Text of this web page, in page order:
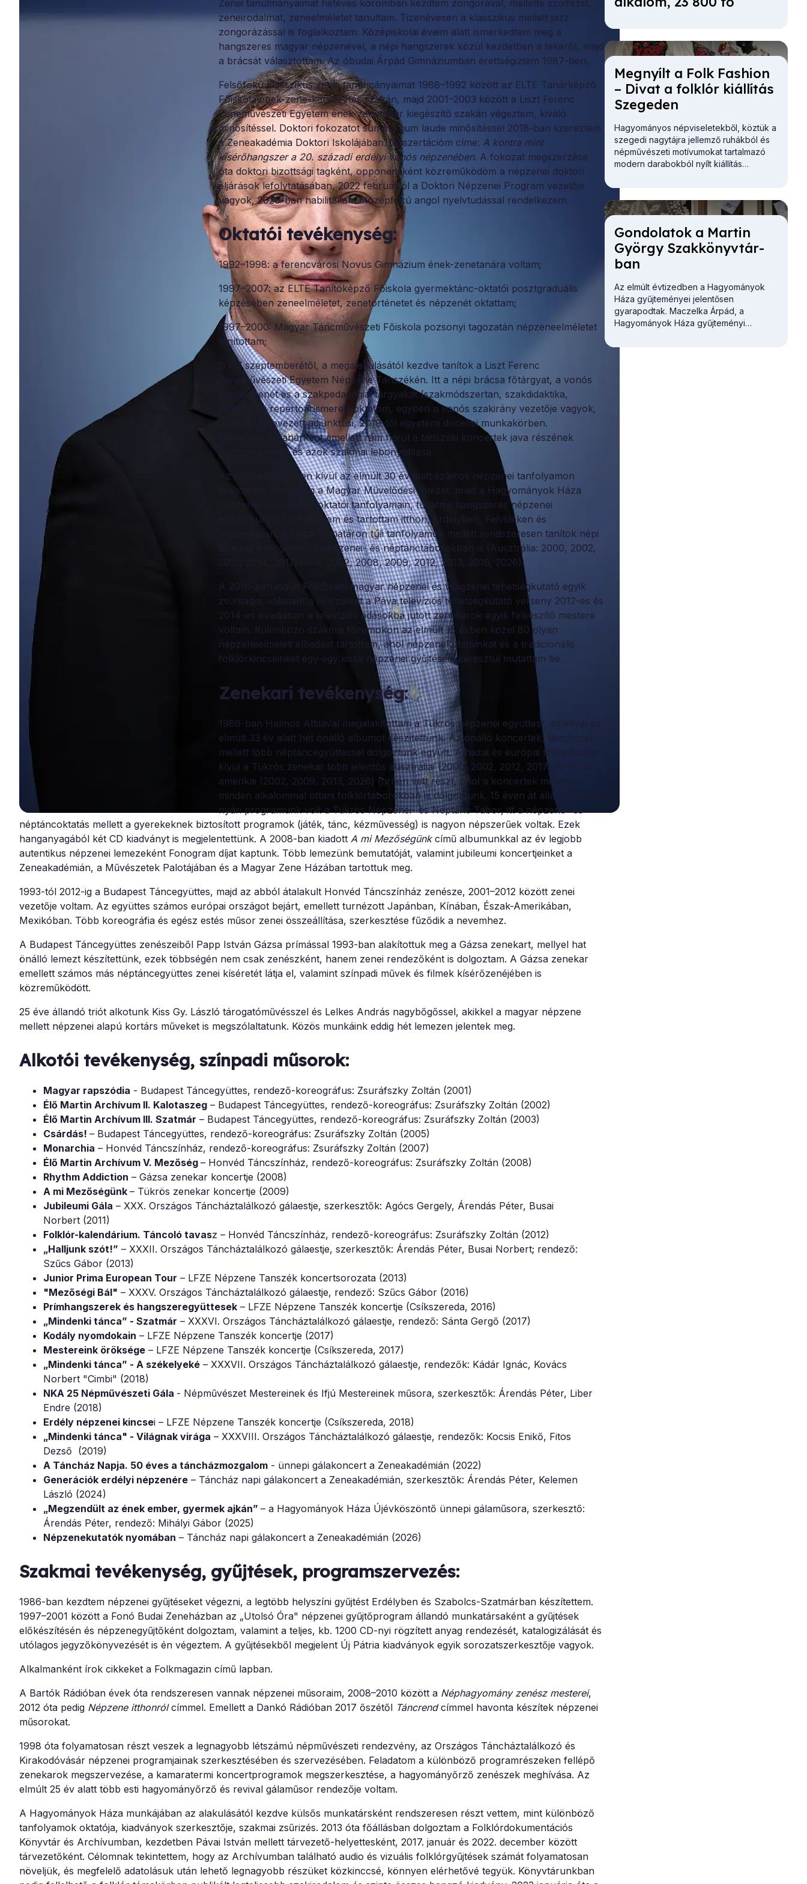
Zenei tanulmányaimat hétéves koromban kezdtem zongorával, mellette szolfézst,
zeneirodalmat, zeneelméletet tanultam. Tizenévesen a klasszikus mellett jazz
zongorázással is foglalkoztam. Középiskolai éveim alatt ismerkedtem meg a
hangszeres magyar népzenével, a népi hangszerek közül kezdetben a tekerőt, majd
a brácsát választottam. Az óbudai Árpád Gimnáziumban érettségiztem 1987-ben.
Felsőfokú klasszikus zenei tanulmányaimat 1988–1992 között az ELTE Tanárképző
Főiskola ének-zene-karvezetés szakán, majd 2001–2003 között a Liszt Ferenc
Zeneművészeti Egyetem ének-zenetanár kiegészítő szakán végeztem, kiváló
minősítéssel. Doktori fokozatot summa cum laude minősítéssel 2018-ban szereztem
a Zeneakadémia Doktori Iskolájában. Disszertációm címe: A kontra mint
kísérőhangszer a 20. századi erdélyi vonós népzenében. A fokozat megszerzése
óta doktori bizottsági tagként, opponensként közreműködöm a népzenei doktori
eljárások lefolytatásában, 2022 februártól a Doktori Népzenei Program vezetője
vagyok, 2026-ban habilitáltam.Középfokú angol nyelvtudással rendelkezem.
Oktatói tevékenység:
1992–1998: a ferencvárosi Novus Gimnázium ének-zenetanára voltam;
1997–2007: az ELTE Tanítóképző Főiskola gyermektánc-oktatói posztgraduális
képzésében zeneelméletet, zenetörténetet és népzenét oktattam;
1997–2000: Magyar Táncművészeti Főiskola pozsonyi tagozatán népzeneelméletet
tanítottam;
2007 szeptemberétől, a megalakulásától kezdve tanítok a Liszt Ferenc
Zeneművészeti Egyetem Népzene Tanszékén. Itt a népi brácsa főtárgyat, a vonós
kamarazenét és a szakpedagógiai tárgyakat (szakmódszertan, szakdidaktika,
pedagógiai repertoárismeret) oktatom, egyben a vonós szakirány vezetője vagyok,
2010-től kinevezett adjunktusi, 2019-től egyetemi docensi munkakörben.
Kamarazene tanárként emellett rám hárul a tanszéki koncertek java részének
megszervezése és azok szakmai lebonyolítása.
Az iskolarendszeren kívül az elmúlt 30 év alatt számos népzenei tanfolyamon
tanítottam, korábban a Magyar Művelődési Intézet, majd a Hagyományok Háza
népzenei- és néptáncoktatói tanfolyamain, tucatnyi hangszeres népzenei
mesterkurzust szerveztem és tartottam itthon, Erdélyben, Felvidéken és
Vajdaságban. A
hazai és határon túli tanfolyamok mellett rendszeresen tanítok népi
brácsát a tengerentúli népzenei- és néptánctáborokban is (Ausztrália: 2000, 2002,
2012, 2014, 2017; USA: 2002, 2008, 2009, 2012, 2013, 2016, 2026).
A 2010-ben indult FolkBeats magyar népzenei és világzenei tehetségkutató egyik
zsűritagja, valamint a Fölszállott a Páva televíziós tehetségkutató verseny 2012-es és
2014-es évadjában a televíziós adásokba jutott zenekarok egyik felkészítő mestere
voltam. Különböző szakmai fórumokon az elmúlt 15 évben közel 80 olyan
népzeneelméleti előadást tartottam, ahol népzenekutatóinkat és a tradicionális
folklórkincseinket egy-egy kistáj népzenei gyűjtésein keresztül mutattam be.
Zenekari tevékenység:
1986-ban Halmos Attilával megalakítottam a Tükrös népzenei együttest, amellyel az
elmúlt 33 év alatt hét önálló albumot készítettünk. Az önálló koncertek, táncházak
mellett több néptáncegyüttessel dolgoztunk együtt. A hazai és európai fellépéseken
kívül a Tükrös zenekar több jelentős ausztráliai (2000, 2002, 2012, 2017) és észak-
amerikai (2002, 2009, 2013, 2026) turnén vett részt, ahol a koncertek mellett
minden alkalommal ottani folklórtáborokban is dolgoztunk. 15 éven át állandó itthoni
nyári programunk volt a Tükrös Népzenei- és Néptánc Tábor, itt a népzene- és
néptáncoktatás mellett a gyerekeknek biztosított programok (játék, tánc, kézművesség) is nagyon népszerűek voltak. Ezek
hanganyagából két CD kiadványt is megjelentettünk. A 2008-ban kiadott A mi Mezőségünkcímű albumunkkal az év legjobb
autentikus népzenei lemezeként Fonogram díjat kaptunk. Több lemezünk bemutatóját, valamint jubileumi koncertjeinket a
Zeneakadémián, a Művészetek Palotájában és a Magyar Zene Házában tartottuk meg.
1993-tól 2012-ig a Budapest Táncegyüttes, majd az abból átalakult Honvéd Táncszínház zenésze, 2001–2012 között zenei
vezetője voltam. Az együttes számos európai országot bejárt, emellett turnézott Japánban, Kínában, Észak-Amerikában,
Mexikóban. Több koreográfia és egész estés műsor zenei összeállítása, szerkesztése fűződik a nevemhez.
A Budapest Táncegyüttes zenészeiből Papp István Gázsa prímással 1993-ban alakítottuk meg a Gázsa zenekart, mellyel hat
önálló lemezt készítettünk, ezek többségén nem csak zenészként, hanem zenei rendezőként is dolgoztam. A Gázsa zenekar
emellett számos más néptáncegyüttes zenei kíséretét látja el, valamint színpadi művek és filmek kísérőzenéjében is
közreműködött.
25 éve állandó triót alkotunk Kiss Gy. László tárogatóművésszel és Lelkes András nagybőgőssel, akikkel a magyar népzene
mellett népzenei alapú kortárs műveket is megszólaltatunk. Közös munkáink eddig hét lemezen jelentek meg.
Alkotói tevékenység, színpadi műsorok:
Magyar rapszódia - Budapest Táncegyüttes, rendező-koreográfus: Zsuráfszky Zoltán (2001)
Élő Martin Archívum II. Kalotaszeg – Budapest Táncegyüttes, rendező-koreográfus: Zsuráfszky Zoltán (2002)
Élő Martin Archívum III. Szatmár – Budapest Táncegyüttes, rendező-koreográfus: Zsuráfszky Zoltán (2003)
Csárdás! – Budapest Táncegyüttes, rendező-koreográfus: Zsuráfszky Zoltán (2005)
Monarchia – Honvéd Táncszínház, rendező-koreográfus: Zsuráfszky Zoltán (2007)
Élő Martin Archívum V. Mezőség – Honvéd Táncszínház, rendező-koreográfus: Zsuráfszky Zoltán (2008)
Rhythm Addiction – Gázsa zenekar koncertje (2008)
A mi Mezőségünk – Tükrös zenekar koncertje (2009)
Jubileumi Gála – XXX. Országos Táncháztalálkozó gálaestje, szerkesztők: Agócs Gergely, Árendás Péter, Busai
Norbert (2011)
Folklór-kalendárium. Táncoló tavasz – Honvéd Táncszínház, rendező-koreográfus: Zsuráfszky Zoltán (2012)
„Halljunk szót!” – XXXII. Országos Táncháztalálkozó gálaestje, szerkesztők: Árendás Péter, Busai Norbert; rendező:
Szűcs Gábor (2013)
Junior Prima European Tour – LFZE Népzene Tanszék koncertsorozata (2013)
"Mezőségi Bál" – XXXV. Országos Táncháztalálkozó gálaestje, rendező: Szűcs Gábor (2016)
Prímhangszerek és hangszeregyüttesek – LFZE Népzene Tanszék koncertje (Csíkszereda, 2016)
„Mindenki tánca” - Szatmár – XXXVI. Országos Táncháztalálkozó gálaestje, rendező: Sánta Gergő (2017)
Kodály nyomdokain – LFZE Népzene Tanszék koncertje (2017)
Mestereink öröksége – LFZE Népzene Tanszék koncertje (Csíkszereda, 2017)
„Mindenki tánca” - A székelyeké – XXXVII. Országos Táncháztalálkozó gálaestje, rendezők: Kádár Ignác, Kovács
Norbert "Cimbi" (2018)
NKA 25 Népművészeti Gála - Népművészet Mestereinek és Ifjú Mestereinek műsora, szerkesztők: Árendás Péter, Liber
Endre (2018)
Erdély népzenei kincsei – LFZE Népzene Tanszék koncertje (Csíkszereda, 2018)
„Mindenki tánca" - Világnak virága – XXXVIII. Országos Táncháztalálkozó gálaestje, rendezők: Kocsis Enikő, Fitos
Dezső (2019)
A Táncház Napja. 50 éves a táncházmozgalom - ünnepi gálakoncert a Zeneakadémián (2022)
Generációk erdélyi népzenére – Táncház napi gálakoncert a Zeneakadémián, szerkesztők: Árendás Péter, Kelemen
László (2024)
„Megzendült az ének ember, gyermek ajkán” – a Hagyományok Háza Újévköszöntő ünnepi gálaműsora, szerkesztő:
Árendás Péter, rendező: Mihályi Gábor (2025)
Népzenekutatók nyomában – Táncház napi gálakoncert a Zeneakadémián (2026)
Szakmai tevékenység, gyűjtések, programszervezés:
1986-ban kezdtem népzenei gyűjtéseket végezni, a legtöbb helyszíni gyűjtést Erdélyben és Szabolcs-Szatmárban készítettem.
1997–2001 között a Fonó Budai Zeneházban az „Utolsó Óra" népzenei gyűjtőprogram állandó munkatársaként a gyűjtések
előkészítésén és népzenegyűjtőként dolgoztam, valamint a teljes, kb. 1200 CD-nyi rögzített anyag rendezését, katalogizálását és
utólagos jegyzőkönyvezését is én végeztem. A gyűjtésekből megjelent Új Pátria kiadványok egyik sorozatszerkesztője vagyok.
Alkalmanként írok cikkeket a Folkmagazin című lapban.
A Bartók Rádióban évek óta rendszeresen vannak népzenei műsoraim, 2008–2010 között a Néphagyomány zenész mesterei,
2012 óta pedig Népzene itthonrólcímmel. Emellett a Dankó Rádióban 2017 őszétől Táncrendcímmel havonta készítek népzenei
műsorokat.
1998 óta folyamatosan részt veszek a legnagyobb létszámú népművészeti rendezvény, az Országos Táncháztalálkozó és
Kirakodóvásár népzenei programjainak szerkesztésében és szervezésében. Feladatom a különböző programrészeken fellépő
zenekarok megszervezése, a kamaratermi koncertprogramok megszerkesztése, a hagyományőrző zenészek meghívása. Az
elmúlt 25 év alatt több esti hagyományőrző és revival gálaműsor rendezője voltam.
A Hagyományok Háza munkájában az alakulásától kezdve külsős munkatársként rendszeresen részt vettem, mint különböző
tanfolyamok oktatója, kiadványok szerkesztője, szakmai zsűrizés. 2013 óta főállásban dolgoztam a Folklórdokumentációs
Könyvtár és Archívumban, kezdetben Pávai István mellett tárvezető-helyettesként, 2017. január és 2022. december között
tárvezetőként. Célomnak tekintettem, hogy az Archívumban található audio és vizuális folklórgyűjtések számát folyamatosan
növeljük, és megfelelő adatolásuk után lehető legnagyobb részüket közkinccsé, könnyen elérhetővé tegyük. Könyvtárunkban
Meg­nyílt a Folk Fashi­on
– Di­vat a folk­lór ki­ál­lí­tás
Sze­ge­den
Hagyományos népviseletekből, köztük a
szegedi nagytájra jellemző ruhákból és
népművészeti motívumokat tartalmazó
modern darabokból nyílt kiállítás
Gon­do­la­tok a Mar­tin
György Szak­könyv­tár­
ban
Az elmúlt évtizedben a Hagyományok
Háza gyűjteményei jelentősen
gyarapodtak. Maczelka Árpád, a
Hagyományok Háza gyűjteményi
György Szakkönyvtár gazdagodását